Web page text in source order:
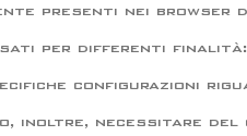
presenti nei
per differenti finalità:
configurazioni
inoltre, necessitare del